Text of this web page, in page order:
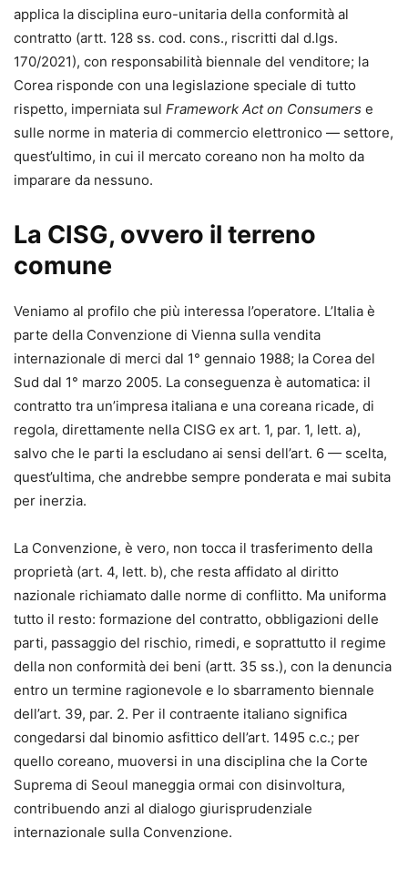
applica la disciplina euro-unitaria della conformità al
contratto (artt. 128 ss. cod. cons., riscritti dal d.lgs.
170/2021), con responsabilità biennale del venditore; la
Corea risponde con una legislazione speciale di tutto
rispetto, imperniata sul Framework Act on Consumers e
sulle norme in materia di commercio elettronico — settore,
quest’ultimo, in cui il mercato coreano non ha molto da
imparare da nessuno.
La CISG, ovvero il terreno
comune
Veniamo al profilo che più interessa l’operatore. L’Italia è
parte della Convenzione di Vienna sulla vendita
internazionale di merci dal 1° gennaio 1988; la Corea del
Sud dal 1° marzo 2005. La conseguenza è automatica: il
contratto tra un’impresa italiana e una coreana ricade, di
regola, direttamente nella CISG ex art. 1, par. 1, lett. a),
salvo che le parti la escludano ai sensi dell’art. 6 — scelta,
quest’ultima, che andrebbe sempre ponderata e mai subita
per inerzia.
La Convenzione, è vero, non tocca il trasferimento della
proprietà (art. 4, lett. b), che resta affidato al diritto
nazionale richiamato dalle norme di conflitto. Ma uniforma
tutto il resto: formazione del contratto, obbligazioni delle
parti, passaggio del rischio, rimedi, e soprattutto il regime
della non conformità dei beni (artt. 35 ss.), con la denuncia
entro un termine ragionevole e lo sbarramento biennale
dell’art. 39, par. 2. Per il contraente italiano significa
congedarsi dal binomio asfittico dell’art. 1495 c.c.; per
quello coreano, muoversi in una disciplina che la Corte
Suprema di Seoul maneggia ormai con disinvoltura,
contribuendo anzi al dialogo giurisprudenziale
internazionale sulla Convenzione.